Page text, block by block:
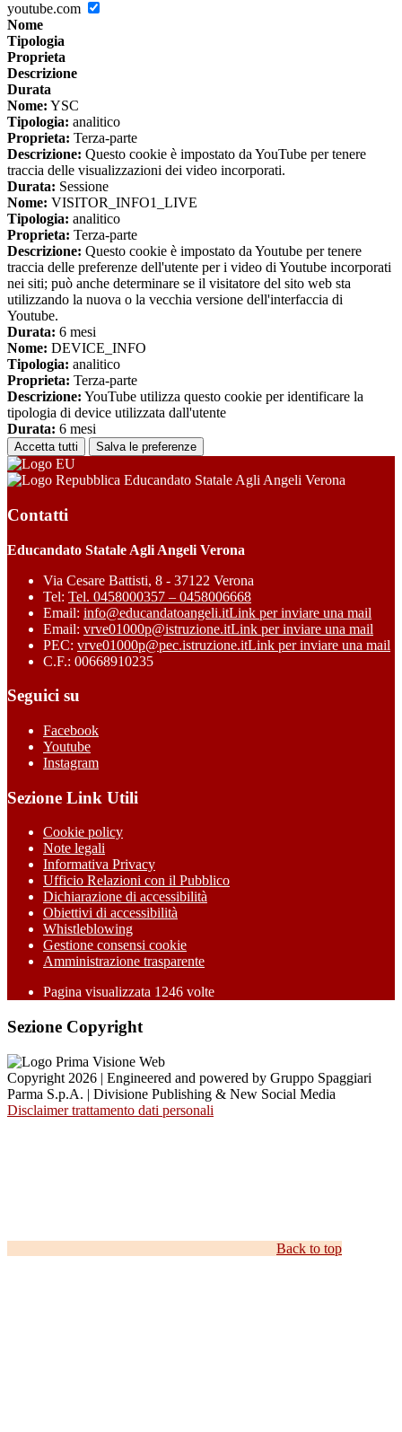
youtube.com
Nome
Tipologia
Proprieta
Descrizione
Durata
Nome: YSC
Tipologia: analitico
Proprieta: Terza-parte
Descrizione: Questo cookie è impostato da YouTube per tenere
traccia delle visualizzazioni dei video incorporati.
Durata: Sessione
Nome: VISITOR_INFO1_LIVE
Tipologia: analitico
Proprieta: Terza-parte
Descrizione: Questo cookie è impostato da Youtube per tenere
traccia delle preferenze dell'utente per i video di Youtube incorporati
nei siti; può anche determinare se il visitatore del sito web sta
utilizzando la nuova o la vecchia versione dell'interfaccia di
Youtube.
Durata: 6 mesi
Nome: DEVICE_INFO
Tipologia: analitico
Proprieta: Terza-parte
Descrizione: YouTube utilizza questo cookie per identificare la
tipologia di device utilizzata dall'utente
Durata: 6 mesi
Accetta tutti Salva le preferenze
Educandato Statale Agli Angeli Verona
Contatti
Educandato Statale Agli Angeli Verona
Via Cesare Battisti, 8 - 37122 Verona
Tel: Tel. 0458000357 – 0458006668
Email: info@educandatoangeli.itLink per inviare una mail
Email: vrve01000p@istruzione.itLink per inviare una mail
PEC: vrve01000p@pec.istruzione.itLink per inviare una mail
C.F.: 00668910235
Seguici su
Facebook
Youtube
Instagram
Sezione Link Utili
Cookie policy
Note legali
Informativa Privacy
Ufficio Relazioni con il Pubblico
Dichiarazione di accessibilità
Obiettivi di accessibilità
Whistleblowing
Gestione consensi cookie
Amministrazione trasparente
Pagina visualizzata 1246 volte
Sezione Copyright
Copyright 2026 | Engineered and powered by Gruppo Spaggiari
Parma S.p.A. | Divisione Publishing & New Social Media
Disclaimer trattamento dati personali
Back to top